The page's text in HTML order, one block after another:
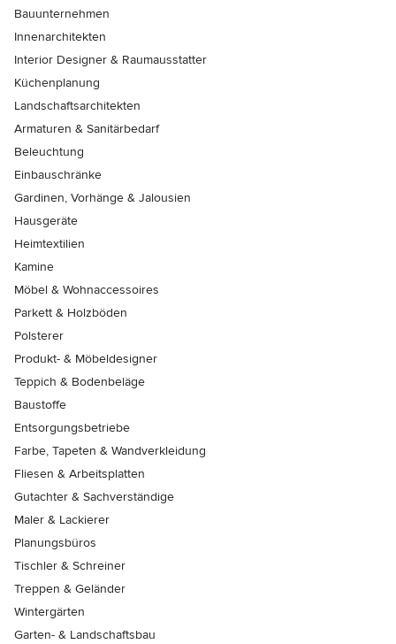
Bauunternehmen
Innenarchitekten
Interior Designer & Raumausstatter
Küchenplanung
Landschaftsarchitekten
Armaturen & Sanitärbedarf
Beleuchtung
Einbauschränke
Gardinen, Vorhänge & Jalousien
Hausgeräte
Heimtextilien
Kamine
Möbel & Wohnaccessoires
Parkett & Holzböden
Polsterer
Produkt- & Möbeldesigner
Teppich & Bodenbeläge
Baustoffe
Entsorgungsbetriebe
Farbe, Tapeten & Wandverkleidung
Fliesen & Arbeitsplatten
Gutachter & Sachverständige
Maler & Lackierer
Planungsbüros
Tischler & Schreiner
Treppen & Geländer
Wintergärten
Garten- & Landschaftsbau